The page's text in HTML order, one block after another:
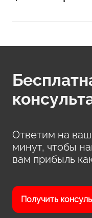
Ответим на
минут, чтобы
вам прибыль
Получить